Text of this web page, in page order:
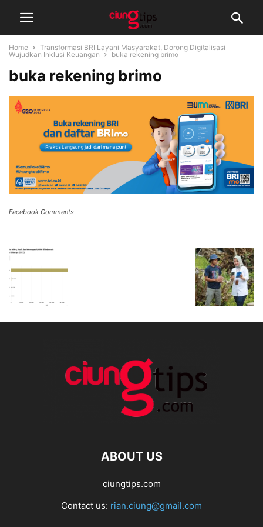
Home
Transformasi BRI Layani Masyarakat, Dorong Digitalisasi
Wujudkan Inklusi Keuangan
buka rekening brimo
buka rekening brimo
Facebook Comments
ABOUT US
ciungtips.com
Contact us: rian.ciung@gmail.com